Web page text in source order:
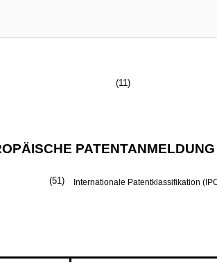
(11)
PATENTANMELDUNG
(51) Internationale Patentklassifikation